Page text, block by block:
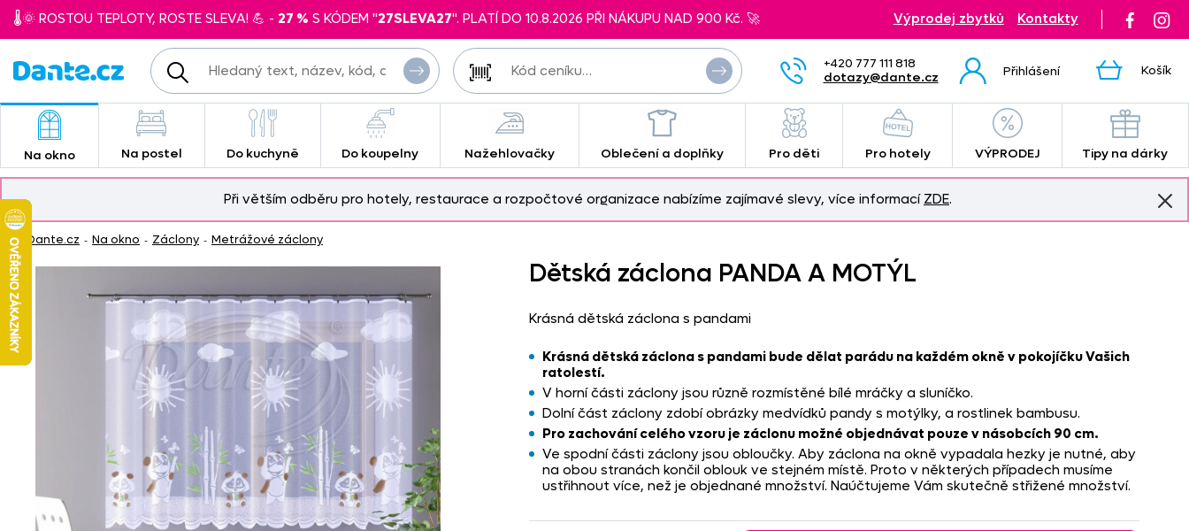
+420 777 111 818
dotazy@dante.cz
Přihlášení Košík
🌡️🌞 ROSTOU TEPLOTY, ROSTE SLEVA! 💪 - 27 % S KÓDEM "27SLEVA27". PLATÍ DO 10.8.2026 PŘI NÁKUPU NAD 900 Kč. 🚀 Výprodej zbytků Kontakty
Na okno Na postel Do kuchyně Do koupelny Nažehlovačky Oblečení a doplňky Pro děti Pro hotely VÝPRODEJ Tipy na dárky
Při větším odběru pro hotely, restaurace a rozpočtové organizace nabízíme zajímavé slevy, více informací ZDE.
Dante.cz - Na okno - Záclony - Metrážové záclony
Dětská záclona PANDA A MOTÝL
Krásná dětská záclona s pandami
Krásná dětská záclona s pandami bude dělat parádu na každém okně v pokojíčku Vašich
ratolestí.
V horní části záclony jsou různě rozmístěné bílé mráčky a sluníčko.
Dolní část záclony zdobí obrázky medvídků pandy s motýlky, a rostlinek bambusu.
Pro zachování celého vzoru je záclonu možné objednávat pouze v násobcích 90 cm.
Ve spodní části záclony jsou obloučky. Aby záclona na okně vypadala hezky je nutné, aby
na obou stranách končil oblouk ve stejném místě. Proto v některých případech musíme
ustřihnout více, než je objednané množství. Naúčtujeme Vám skutečně střižené množství.